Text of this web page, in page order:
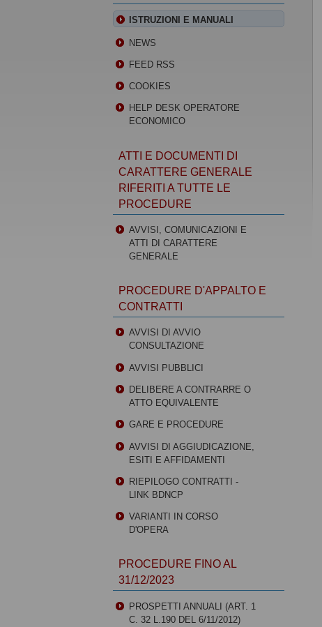
ISTRUZIONI E MANUALI
NEWS
FEED RSS
COOKIES
HELP DESK OPERATORE
ECONOMICO
ATTI E DOCUMENTI DI
CARATTERE GENERALE
RIFERITI A TUTTE LE
PROCEDURE
AVVISI, COMUNICAZIONI E
ATTI DI CARATTERE
GENERALE
PROCEDURE D'APPALTO E
CONTRATTI
AVVISI DI AVVIO
CONSULTAZIONE
AVVISI PUBBLICI
DELIBERE A CONTRARRE O
ATTO EQUIVALENTE
GARE E PROCEDURE
AVVISI DI AGGIUDICAZIONE,
ESITI E AFFIDAMENTI
RIEPILOGO CONTRATTI -
LINK BDNCP
VARIANTI IN CORSO
D'OPERA
PROCEDURE FINO AL
31/12/2023
PROSPETTI ANNUALI (ART. 1
C. 32 L.190 DEL 6/11/2012)